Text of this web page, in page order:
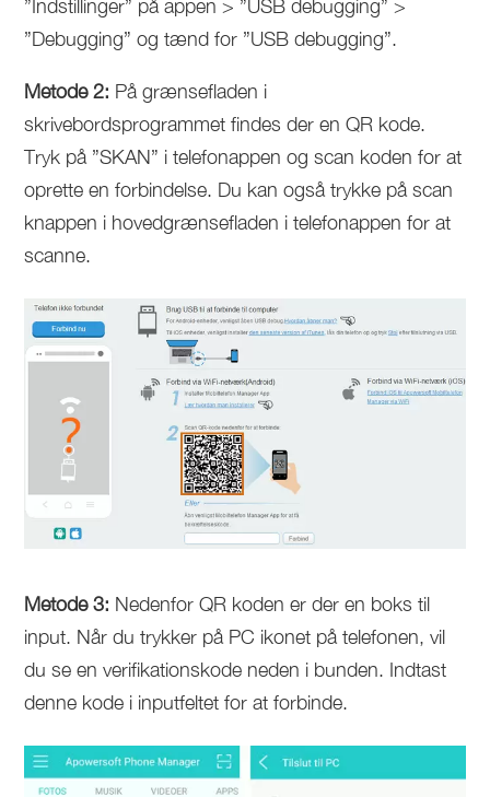
”Indstillinger” på appen > ”USB debugging” >
”Debugging” og tænd for ”USB debugging”.
Metode 2: På grænsefladen i
skrivebordsprogrammet findes der en QR kode.
Tryk på ”SKAN” i telefonappen og scan koden for at
oprette en forbindelse. Du kan også trykke på scan
knappen i hovedgrænsefladen i telefonappen for at
scanne.
Metode 3: Nedenfor QR koden er der en boks til
input. Når du trykker på PC ikonet på telefonen, vil
du se en verifikationskode neden i bunden. Indtast
denne kode i inputfeltet for at forbinde.